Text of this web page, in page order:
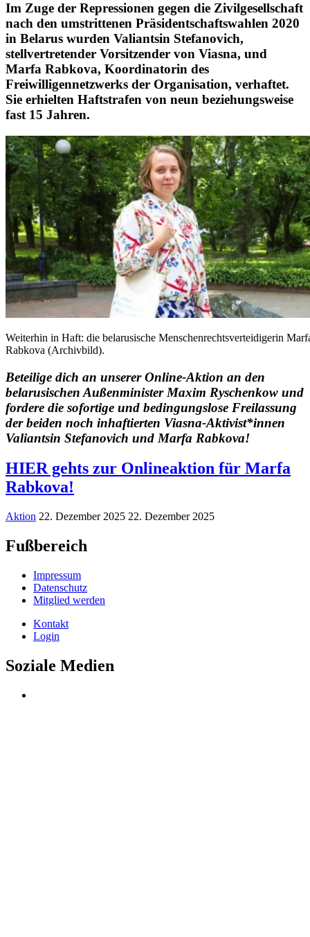
Im Zuge der Repressionen gegen die Zivilgesellschaft
nach den umstrittenen Präsidentschaftswahlen 2020
in Belarus wurden Valiantsin Stefanovich,
stellvertretender Vorsitzender von Viasna, und
Marfa Rabkova, Koordinatorin des
Freiwilligennetzwerks der Organisation, verhaftet.
Sie erhielten Haftstrafen von neun beziehungsweise
fast 15 Jahren.
Weiterhin in Haft: die belarusische Menschenrechtsverteidigerin
Rabkova (Archivbild).
Beteilige dich an unserer Online-Aktion an den
belarusischen Außenminister Maxim Ryschenkow und
fordere die sofortige und bedingungslose Freilassung
der beiden noch inhaftierten Viasna-Aktivist*innen
Valiantsin Stefanovich und Marfa Rabkova!
HIER gehts zur Onlineaktion für Marfa
Rabkova!
Aktion 22. Dezember 2025 22. Dezember 2025
Fußbereich
Impressum
Datenschutz
Mitglied werden
Kontakt
Login
Soziale Medien